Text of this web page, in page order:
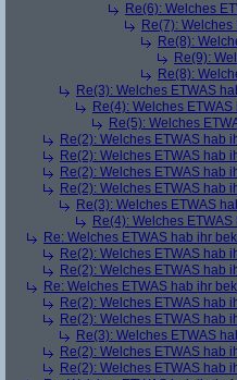
Re(6): Welches
Re(7):
Re(8):
Re(9):
Re(8):
Re(3): Welches ETWAS
Re(4): Welches
Re(5): Welches
Re(2): Welches ETWAS hab
Re(2): Welches ETWAS hab
Re(2): Welches ETWAS hab
Re(2): Welches ETWAS hab
Re(3): Welches ETWAS
Re(4): Welches
Re: Welches ETWAS hab ihr
Re(2): Welches ETWAS hab
Re(2): Welches ETWAS hab
Re: Welches ETWAS hab ihr
Re(2): Welches ETWAS hab
Re(2): Welches ETWAS hab
Re(3): Welches ETWAS
Re(2): Welches ETWAS hab
Re(2): Welches ETWAS hab